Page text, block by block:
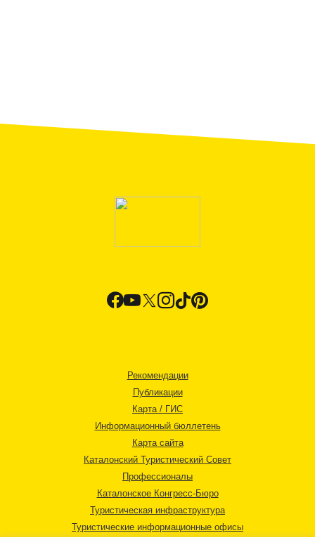
Рекомендации
Публикации
Карта / ГИС
Информационный бюллетень
Карта сайта
Каталонский Туристический Совет
Профессионалы
Каталонское Конгресс-Бюро
Туристическая инфраструктура
Туристические информационные офисы